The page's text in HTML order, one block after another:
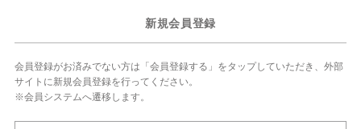
新規会員登録
会員登録がお済みでない方は「会員登録する」をタップしていただき、外部
サイトに新規会員登録を行ってください。
※会員システムへ遷移します。